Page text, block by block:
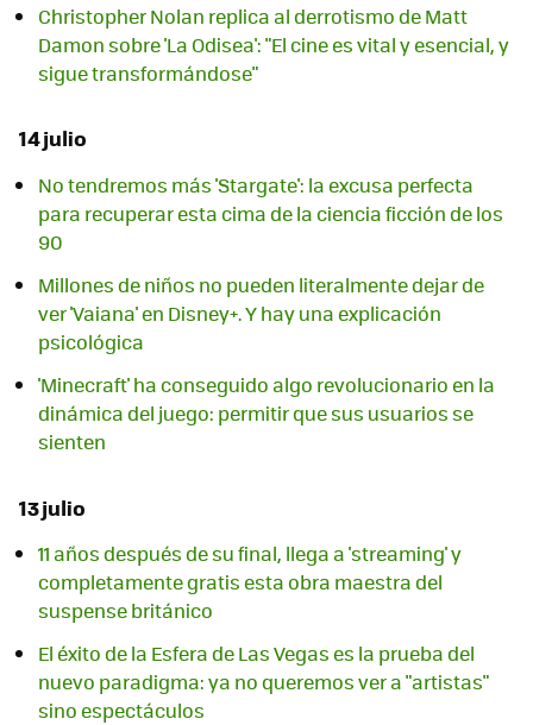
Christopher Nolan replica al derrotismo de Matt
Damon sobre 'La Odisea': "El cine es vital y esencial, y
sigue transformándose"
14 julio
No tendremos más 'Stargate': la excusa perfecta
para recuperar esta cima de la ciencia ficción de los
90
Millones de niños no pueden literalmente dejar de
ver 'Vaiana' en Disney+. Y hay una explicación
psicológica
'Minecraft' ha conseguido algo revolucionario en la
dinámica del juego: permitir que sus usuarios se
sienten
13 julio
11 años después de su final, llega a 'streaming' y
completamente gratis esta obra maestra del
suspense británico
El éxito de la Esfera de Las Vegas es la prueba del
nuevo paradigma: ya no queremos ver a "artistas"
sino espectáculos